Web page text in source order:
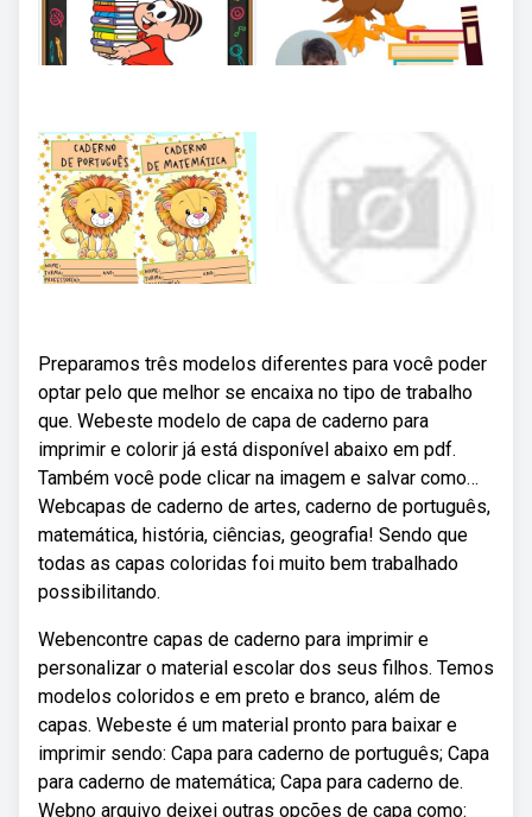
Preparamos três modelos diferentes para você poder
optar pelo que melhor se encaixa no tipo de trabalho
que. Webeste modelo de capa de caderno para
imprimir e colorir já está disponível abaixo em pdf.
Também você pode clicar na imagem e salvar como…
Webcapas de caderno de artes, caderno de português,
matemática, história, ciências, geografia! Sendo que
todas as capas coloridas foi muito bem trabalhado
possibilitando.
Webencontre capas de caderno para imprimir e
personalizar o material escolar dos seus filhos. Temos
modelos coloridos e em preto e branco, além de
capas. Webeste é um material pronto para baixar e
imprimir sendo: Capa para caderno de português; Capa
para caderno de matemática; Capa para caderno de.
Webno arquivo deixei outras opções de capa como: